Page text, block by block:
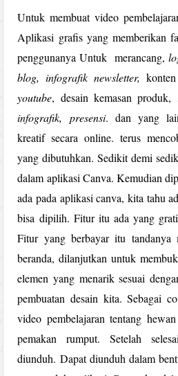
Untuk membuat video
Aplikasi grafis yang memberikan
penggunanya Untuk merancang,
blog, infografik newsletter,
youtube, desain kemasan produk,
infografik, presensi. dan yang
kreatif secara online. terus
yang dibutuhkan. Sedikit demi
dalam aplikasi Canva. Kemudian
ada pada aplikasi canva, kita tahu
bisa dipilih. Fitur itu ada yang
Fitur yang berbayar itu tandanya
beranda, dilanjutkan untuk
elemen yang menarik sesuai
pembuatan desain kita. Sebagai
video pembelajaran tentang
pemakan rumput. Setelah
diunduh. Dapat diunduh dalam